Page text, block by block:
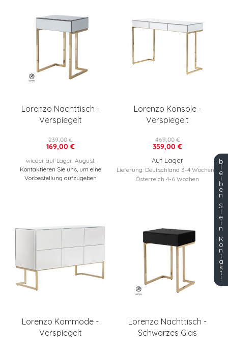
Lorenzo Nachttisch -
Verspiegelt
169,00 €
239,00 €
wieder auf Lager: August
Kontaktieren Sie uns, um eine
Vorbestellung aufzugeben
Lorenzo Konsole -
Verspiegelt
359,00 €
469,00 €
Auf Lager
Lieferung: Deutschland 3-4 Wochen /
Österreich 4-6 Wochen
Lorenzo Kommode -
Verspiegelt
Lorenzo Nachttisch -
Schwarzes Glas
b
l
e
i
b
e
n
S
i
e
i
n
K
o
n
t
a
k
t
!